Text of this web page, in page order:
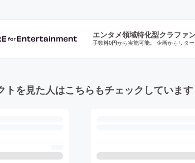
エンタメ領域特化型クラファ
手数料0円から実施可能。 企画からリタ
トを見た人はこちらもチェックしています